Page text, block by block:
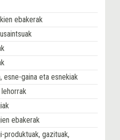
ebakerak
esne-gaina eta esnekiak
ebakerak
produktuak, gazituak,